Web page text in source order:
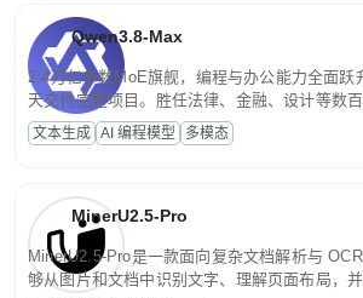
Qwen3.8-Max
2.4万亿参数MoE旗舰，编程与办公能力全面跃
天交付完整项目。胜任法律、金融、设计等数
话端到端交付生产级成果。原生视觉理解贯穿规
程，支持超长文档与长视频的深度语义解析。长
文本生成 AI 编程模型 多模态
MinerU2.5-Pro
MinerU2.5-Pro是一款面向复杂文档解析与
够从图片和文档中识别文字、理解页面布局，